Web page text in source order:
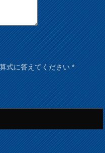
式に答えてください*